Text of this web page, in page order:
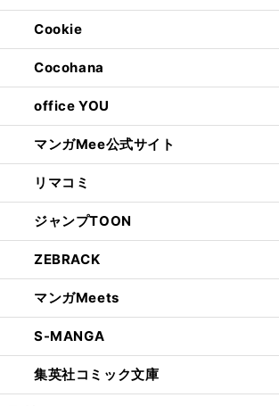
Cookie
Cocohana
office YOU
マンガMee公式サイト
リマコミ
ジャンプTOON
ZEBRACK
マンガMeets
S-MANGA
集英社コミック文庫